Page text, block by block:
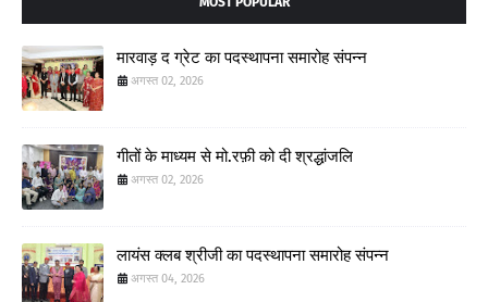
मारवाड़ द ग्रेट का पदस्थापना समारोह संपन्न
अगस्त 02, 2026
गीतों के माध्यम से मो.रफ़ी को दी श्रद्धांजलि
अगस्त 02, 2026
लायंस क्लब श्रीजी का पदस्थापना समारोह संपन्न
अगस्त 04, 2026